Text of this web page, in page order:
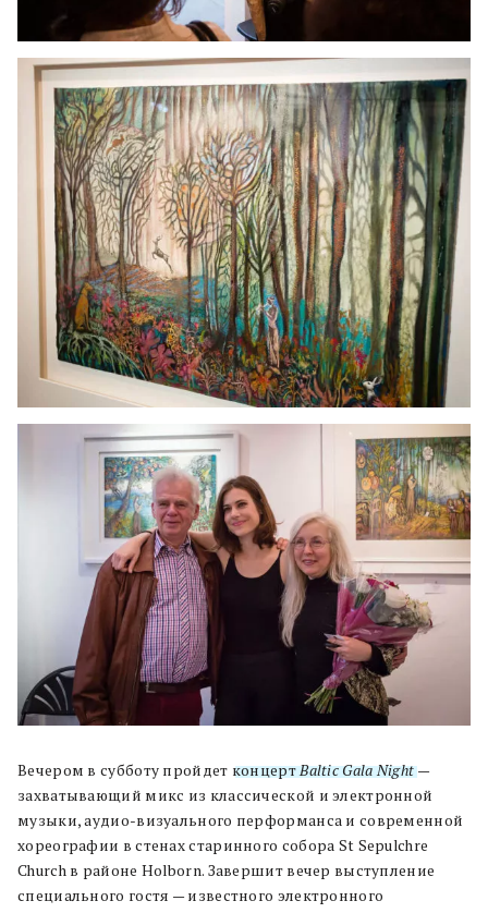
Вечером в субботу пройдет концертBaltic Gala Night—
захватывающий микс из классической и электронной
музыки, аудио-визуального перформанса и современной
хореографии в стенах старинного собора St Sepulchre
Church в районе Holborn. Завершит вечер выступление
специального гостя — известного электронного